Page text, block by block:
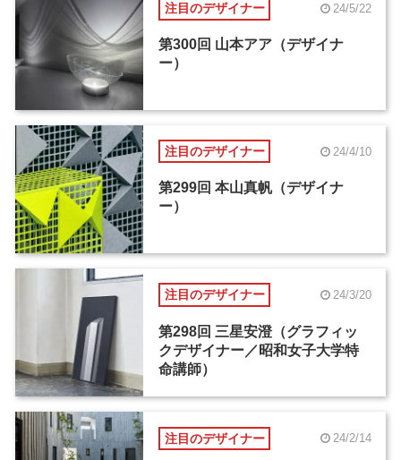
注目のデザイナー 24/5/22
第300回 山本アア（デザイナ
ー）
注目のデザイナー 24/4/10
第299回 本山真帆（デザイナ
ー）
注目のデザイナー 24/3/20
第298回 三星安澄（グラフィッ
クデザイナー／昭和女子大学特
命講師）
注目のデザイナー 24/2/14